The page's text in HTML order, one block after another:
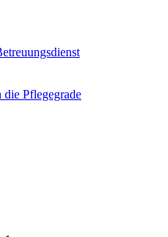
Pflegegrade